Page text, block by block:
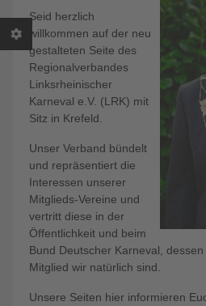
Seid herzlich
willkommen auf der neu
gestalteten Seite des
Regionalverbandes
Linksrheinischer
Karneval e.V. (LRK) mit
Sitz in Krefeld.
Unser Verband bündelt
und repräsentiert die
Interessen unserer
Mitglieds-Vereine und
vertritt diese in der
Öffentlichkeit und beim
Bund Deutscher Karneval,
Mitglied wir natürlich sind.
Unsere Seiten hier informieren